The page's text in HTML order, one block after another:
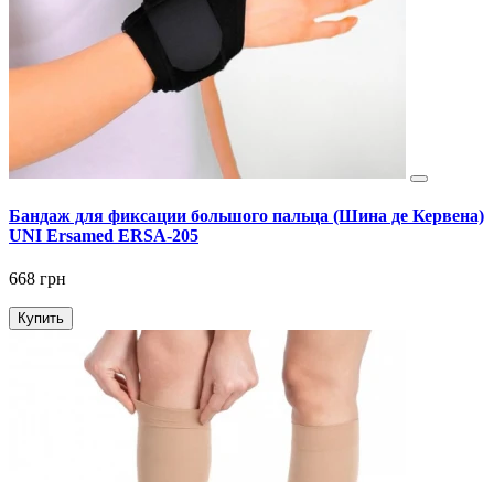
Бандаж для фиксации большого пальца (Шина де Кервена)
UNI Ersamed ERSA-205
668 грн
Купить